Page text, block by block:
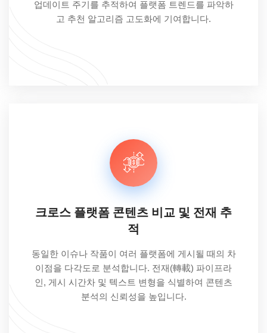
업데이트 주기를 추적하여 플랫폼 트렌드를 파악하
고 추천 알고리즘 고도화에 기여합니다.
크로스 플랫폼 콘텐츠 비교 및 전재 추
적
동일한 이슈나 작품이 여러 플랫폼에 게시될 때의 차
이점을 다각도로 분석합니다. 전재(轉載) 파이프라
인, 게시 시간차 및 텍스트 변형을 식별하여 콘텐츠
분석의 신뢰성을 높입니다.